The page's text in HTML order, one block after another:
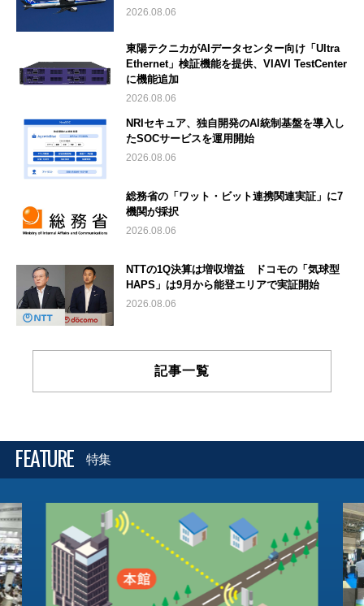
2026.08.06
東陽テクニカがAIデータセンター向け「Ultra
Ethernet」検証機能を提供、VIAVI TestCenter
に機能追加
2026.08.06
NRIセキュア、独自開発のAI統制基盤を導入し
たSOCサービスを運用開始
2026.08.06
総務省の「ワット・ビット連携関連実証」に7
機関が採択
2026.08.06
NTTの1Q決算は増収増益 ドコモの「気球型
HAPS」は9月から能登エリアで実証開始
2026.08.06
記事一覧
FEATURE 特集